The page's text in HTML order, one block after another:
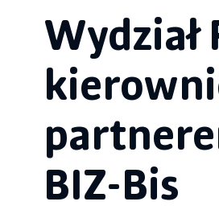
BIZ-Bis